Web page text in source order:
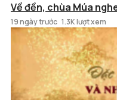
Về đền, chùa Múa
19 ngày trước 1.3K lượt xem